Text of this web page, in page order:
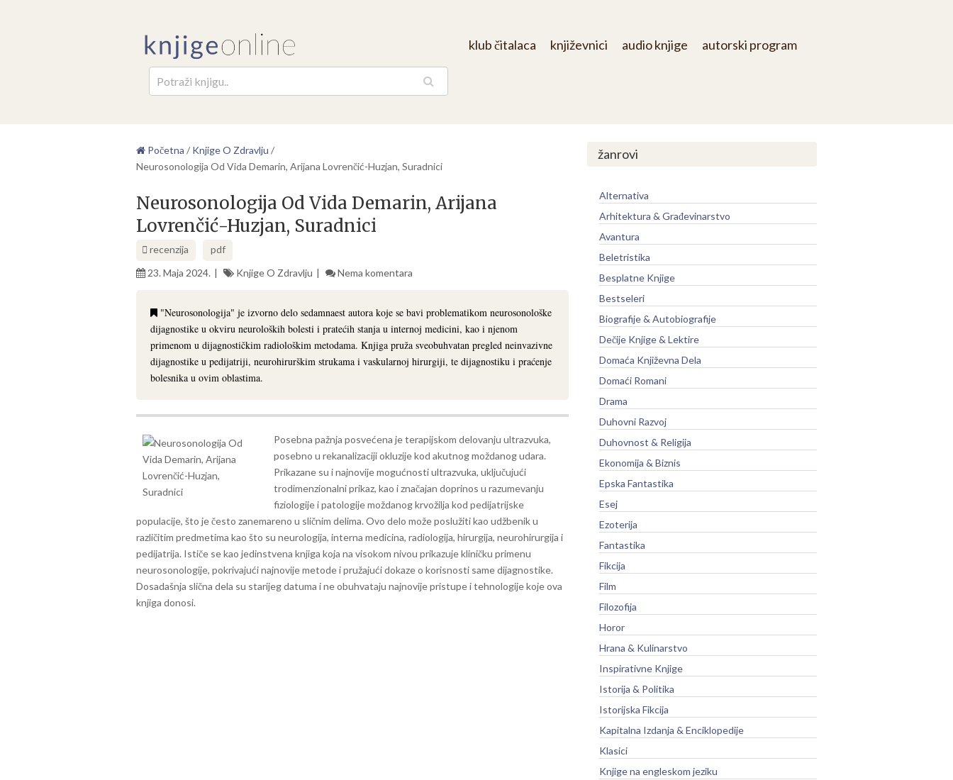
klub čitalaca književnici audio knjige autorski program
Početna / Knjige O Zdravlju /
Neurosonologija Od Vida Demarin, Arijana Lovrenčić-Huzjan, Suradnici
Neurosonologija Od Vida Demarin, Arijana
Lovrenčić-Huzjan, Suradnici
recenzija
pdf
23. Maja 2024.
Knjige O Zdravlju Nema komentara
"Neurosonologija" je izvorno delo sedamnaest autora koje se bavi problematikom neurosonološke
dijagnostike u okviru neuroloških bolesti i pratećih stanja u internoj medicini, kao i njenom
primenom u dijagnostičkim radiološkim metodama. Knjiga pruža sveobuhvatan pregled neinvazivne
dijagnostike u pedijatriji, neurohirurškim strukama i vaskularnoj hirurgiji, te dijagnostiku i praćenje
bolesnika u ovim oblastima.
Posebna pažnja posvećena je terapijskom delovanju ultrazvuka,
posebno u rekanalizaciji okluzije kod akutnog moždanog udara.
Prikazane su i najnovije mogućnosti ultrazvuka, uključujući
trodimenzionalni prikaz, kao i značajan doprinos u razumevanju
fiziologije i patologije moždanog krvožilja kod pedijatrijske
populacije, što je često zanemareno u sličnim delima. Ovo delo može poslužiti kao udžbenik u
različitim predmetima kao što su neurologija, interna medicina, radiologija, hirurgija, neurohirurgija i
pedijatrija. Ističe se kao jedinstvena knjiga koja na visokom nivou prikazuje kliničku primenu
neurosonologije, pokrivajući najnovije metode i pružajući dokaze o korisnosti same dijagnostike.
Dosadašnja slična dela su starijeg datuma i ne obuhvataju najnovije pristupe i tehnologije koje ova
knjiga donosi.
žanrovi
Alternativa
Arhitektura & Građevinarstvo
Avantura
Beletristika
Besplatne Knjige
Bestseleri
Biografije & Autobiografije
Dečije Knjige & Lektire
Domaća Književna Dela
Domaći Romani
Drama
Duhovni Razvoj
Duhovnost & Religija
Ekonomija & Biznis
Epska Fantastika
Esej
Ezoterija
Fantastika
Fikcija
Film
Filozofija
Horor
Hrana & Kulinarstvo
Inspirativne Knjige
Istorija & Politika
Istorijska Fikcija
Kapitalna Izdanja & Enciklopedije
Klasici
Knjige na engleskom jeziku